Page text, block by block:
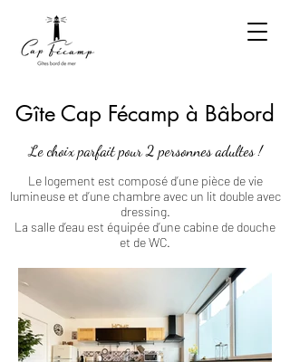
Gîte Cap Fécamp à Bâbord
Le choix parfait pour 2 personnes adultes !
Le logement est composé d’une pièce de vie
lumineuse et d’une chambre avec un lit double avec
dressing.
La salle d’eau est équipée d’une cabine de douche
et de WC.